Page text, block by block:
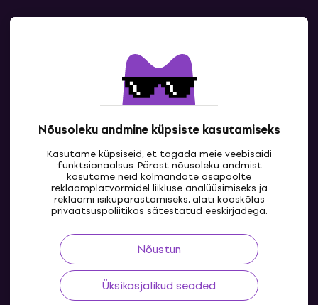
Nõusoleku andmine küpsiste kasutamiseks
Kasutame küpsiseid, et tagada meie veebisaidi
funktsionaalsus. Pärast nõusoleku andmist
kasutame neid kolmandate osapoolte
reklaamplatvormidel liikluse analüüsimiseks ja
reklaami isikupärastamiseks, alati kooskõlas
privaatsuspoliitikas sätestatud eeskirjadega.
Nõustun
Üksikasjalikud seaded
Kontaktandmed
EE